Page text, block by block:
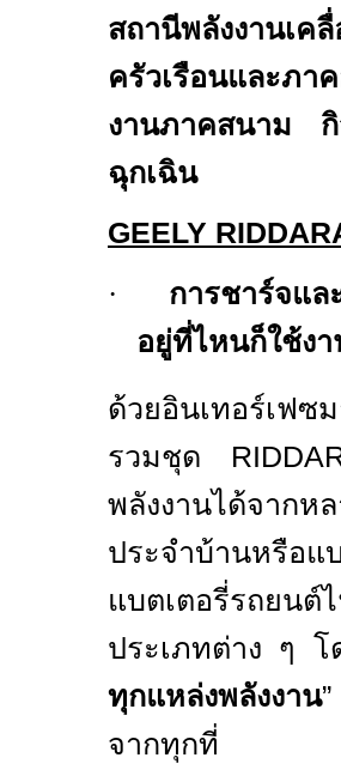
สถานีพลังงานเ
ครัวเรือนและภา
งานภาคสนาม กิ
ฉุกเฉิน
GEELY
·
การชาร์จแล
อยู่ที่ไหนก็ใช้งา
ด้วยอินเทอร์เฟซ
รวมชุด
พลังงานได้จากห
ประจำบ้านหรื
แบตเตอรี่รถยน
ประเภทต่าง ๆ โ
ทุกแหล่งพลังงาน
จากทุกที่